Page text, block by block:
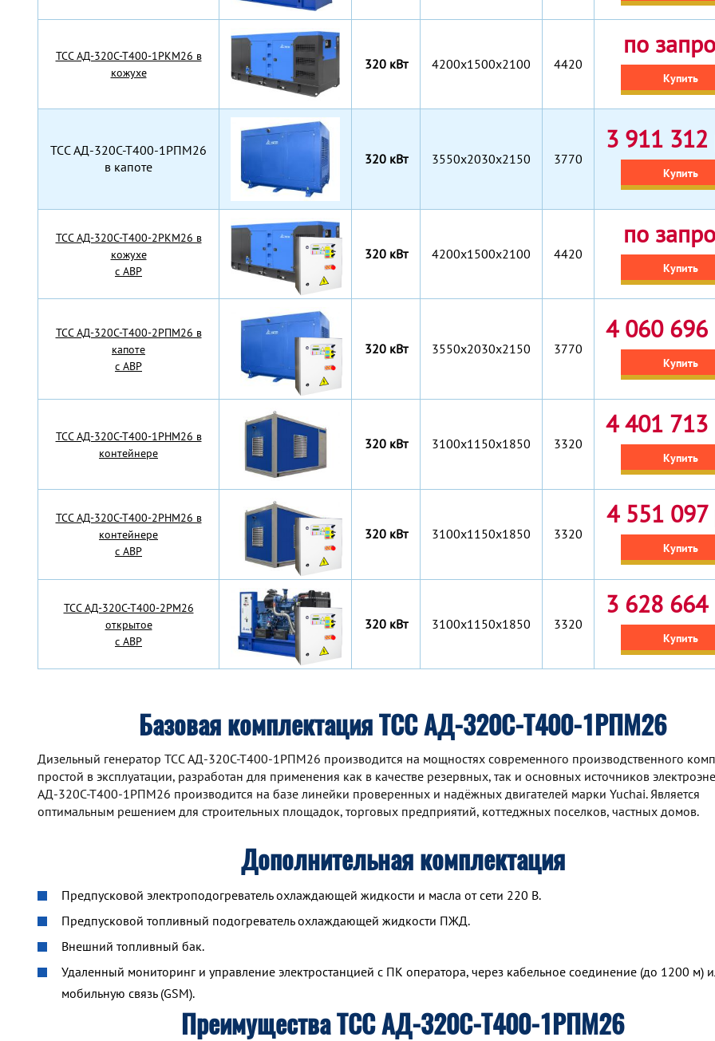
TCC АД-320С-Т400-1РКМ26 в
кожухе
320 кВт 4200x1500x2100 4420
по
Купить
TCC АД-320С-Т400-1РПМ26
в капоте
320 кВт 3550x2030x2150 3770
3 911 312
Купить
TCC АД-320С-Т400-2РКМ26 в
кожухе
с АВР
320 кВт 4200x1500x2100 4420
по
Купить
TCC АД-320С-Т400-2РПМ26 в
капоте
с АВР
320 кВт 3550x2030x2150 3770
4 060 696
Купить
TCC АД-320С-Т400-1РНМ26 в
контейнере
320 кВт 3100x1150x1850 3320
4 401 713
Купить
TCC АД-320С-Т400-2РНМ26 в
контейнере
с АВР
320 кВт 3100x1150x1850 3320
4 551 097
Купить
TCC АД-320С-Т400-2РМ26
открытое
с АВР
320 кВт 3100x1150x1850 3320
3 628 664
Купить
Базовая комплектация ТСС АД-320С-Т400-1РПМ26
Дизельный генератор TCC АД-320С-Т400-1РПМ26 производится на мощностях современного производственного
простой в эксплуатации, разработан для применения как в качестве резервных, так и основных источников
АД-320С-Т400-1РПМ26 производится на базе линейки проверенных и надёжных двигателей марки Yuchai. Является
оптимальным решением для строительных площадок, торговых предприятий, коттеджных поселков, частных домов.
Дополнительная комплектация
Предпусковой электроподогреватель охлаждающей жидкости и масла от сети 220 В.
Предпусковой топливный подогреватель охлаждающей жидкости ПЖД.
Внешний топливный бак.
Удаленный мониторинг и управление электростанцией с ПК оператора, через кабельное соединение (до 1200 м)
мобильную связь (GSM).
Преимущества ТСС АД-320С-Т400-1РПМ26